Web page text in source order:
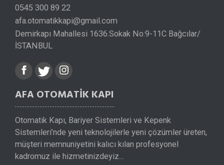
0545 300 89 22
afa.otomatikkapi@gmail.com
Demirkapı Mahallesi 1636.Sokak No:9-11C Bağcılar/
İSTANBUL
AFA OTOMATİK KAPI
Otomatik Kapı, Bariyer Sistemleri ve Kepenk
Sistemleri’nde yeni teknolojilerle yeni çözümler üreten,
müşteri memnuniyetini kalıcı kılan profesyonel
kadromuz ile hizmetinizdeyiz...